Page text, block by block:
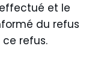
et le
du refus
refus.